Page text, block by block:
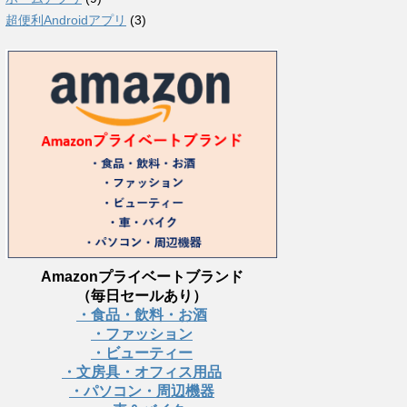
超便利Androidアプリ (3)
Amazonプライベートブランド
（毎日セールあり）
・食品・飲料・お酒
・ファッション
・ビューティー
・文房具・オフィス用品
・パソコン・周辺機器